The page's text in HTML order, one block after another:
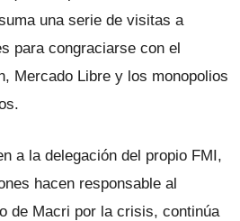
una serie de visitas a
para congraciarse con el
Mercado Libre y los monopolios
a la delegación del propio FMI,
hacen responsable al
de Macri por la crisis, continúa